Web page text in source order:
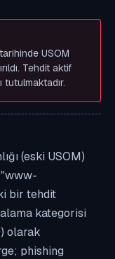
USOM
Tehdit aktif
tutulmaktadır.
(eski USOM)
"www-
bir tehdit
kategorisi
olarak
phishing